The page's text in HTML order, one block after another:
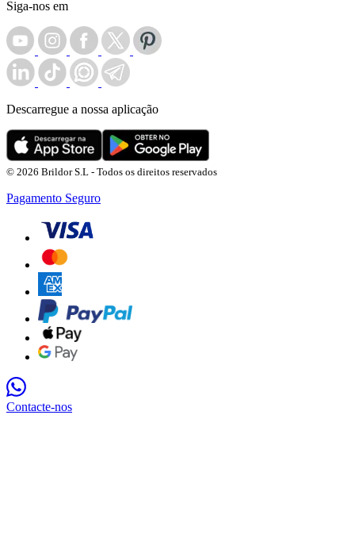
Siga-nos em
Descarregue a nossa aplicação
© 2026 Brildor S.L - Todos os direitos reservados
Pagamento Seguro
Contacte-nos